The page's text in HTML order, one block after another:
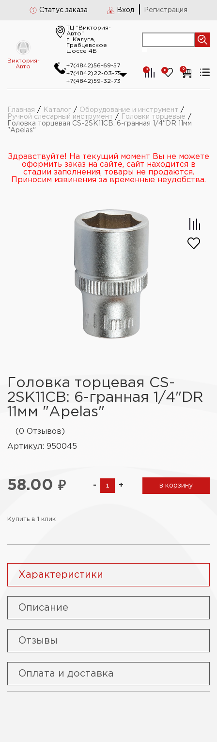
Статус заказа Вход Регистрация
Виктория-
Авто
ТЦ “Виктория-
Авто“
г. Калуга,
Грабцевское
шоссе 4Б
+7(4842)56-69-57
+7(4842)22-03-75
+7(4842)59-32-73
0 0 0
Главная / Каталог / Оборудование и инструмент /
Ручной слесарный инструмент / Головки торцевые /
Головка торцевая CS-2SK11CB: 6-гранная 1/4"DR 11мм
"Apelas"
Здравствуйте! На текущий момент Вы не можете
оформить заказ на сайте, сайт находится в
стадии заполнения, товары не продаются.
Приносим извинения за временные неудобства.
Головка торцевая CS-
2SK11CB: 6-гранная 1/4"DR
11мм "Apelas"
(0 Отзывов)
Артикул: 950045
58.00 ₽ - + в корзину
Купить в 1 клик
Характеристики
Описание
Отзывы
Оплата и доставка